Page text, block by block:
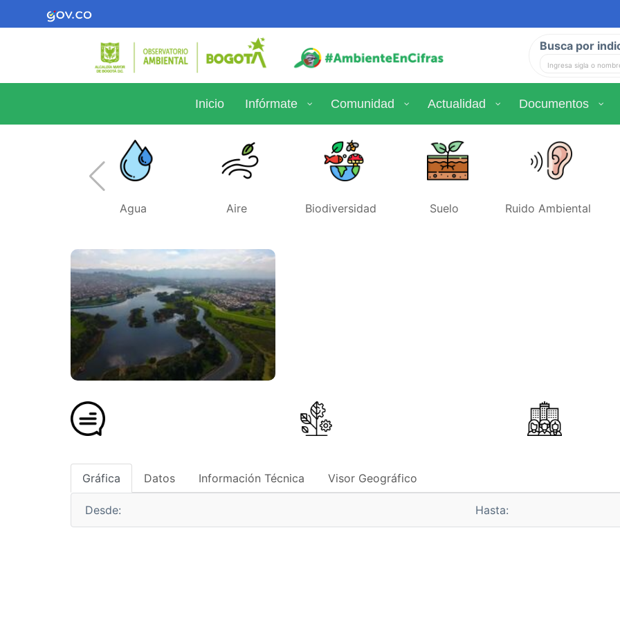
Busca por
Inicio Infórmate Comunidad Actualidad Documentos
Agua Aire Biodiversidad Suelo Ruido Ambiental
Gráfica Datos Información Técnica Visor Geográfico
Desde: Hasta: